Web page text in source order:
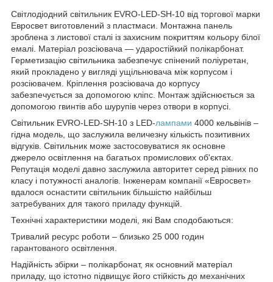
Світлодіодний світильник EVRO-LED-SH-10 від торгової марки
Евросвет виготовлений з пластмаси. Монтажна панель
зроблена з листової сталі із захисним покриттям кольору білої
емалі. Матеріал розсіювача ― ударостійкий полікарбонат.
Герметизацію світильника забезпечує спінений поліуретан,
який прокладено у вигляді ущільнювача між корпусом і
розсіювачем. Кріплення розсіювача до корпусу
забезпечується за допомогою кліпс. Монтаж здійснюється за
допомогою гвинтів або шурупів через отвори в корпусі.
Світильник EVRO-LED-SH-10 з LED-лампами 4000 кельвінів –
гідна модель, що заслужила величезну кількість позитивних
відгуків. Світильник може застосовуватися як основне
джерело освітлення на багатьох промислових об'єктах.
Репутація моделі давно заслужила авторитет серед рівних по
класу і потужності аналогів. Інженерам компанії «Евросвет»
вдалося оснастити світильник більшістю найбільш
затребуваних для такого приладу функцій.
Технічні характеристики моделі, які Вам сподобаються:
Тривалий ресурс роботи – близько 25 000 годин
гарантованого освітлення.
Надійність збірки – полікарбонат, як основний матеріал
приладу, що істотно підвищує його стійкість до механічних